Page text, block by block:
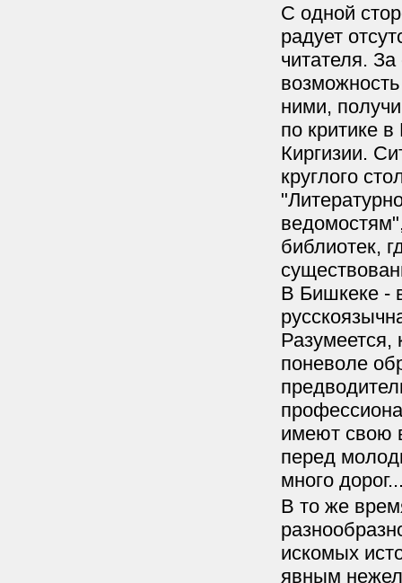
С одной
радует
читателя.
ними,
по критике
Киргизии.
круглого
библиотек,
В Бишкеке -
Разумеется,
поневоле
имеют свою
перед
много
В то же
искомых
явным